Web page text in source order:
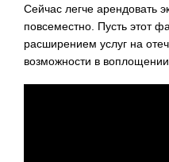
Сейчас легче арендовать
повсеместно. Пусть этот
расширением услуг на
возможности в воплощении